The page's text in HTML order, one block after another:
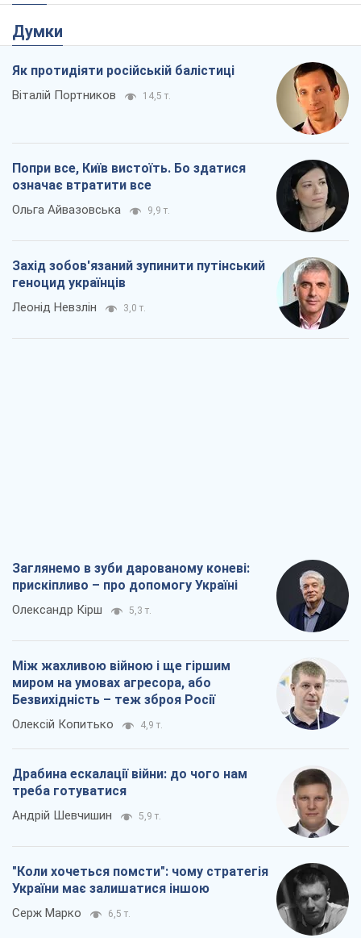
Думки
Як протидіяти російській балістиці
Віталій Портников 14,5 т.
Попри все, Київ вистоїть. Бо здатися
означає втратити все
Ольга Айвазовська 9,9 т.
Захід зобов'язаний зупинити путінський
геноцид українців
Леонід Невзлін 3,0 т.
Заглянемо в зуби дарованому коневі:
прискіпливо – про допомогу Україні
Олександр Кірш 5,3 т.
Між жахливою війною і ще гіршим
миром на умовах агресора, або
Безвихідність – теж зброя Росії
Олексій Копитько 4,9 т.
Драбина ескалації війни: до чого нам
треба готуватися
Андрій Шевчишин 5,9 т.
"Коли хочеться помсти": чому стратегія
України має залишатися іншою
Серж Марко 6,5 т.